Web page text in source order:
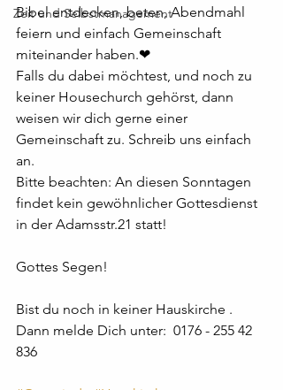
Zeit und Selbstmanagement
Bibel entdecken, beten, Abendmahl
feiern und einfach Gemeinschaft
miteinander haben.❤
Falls du dabei möchtest, und noch zu
keiner Housechurch gehörst, dann
weisen wir dich gerne einer
Gemeinschaft zu. Schreib uns einfach
an.
Bitte beachten: An diesen Sonntagen
findet kein gewöhnlicher Gottesdienst
in der Adamsstr.21 statt!
Gottes Segen!
Bist du noch in keiner Hauskirche .
Dann melde Dich unter:  0176 - 255 42
836